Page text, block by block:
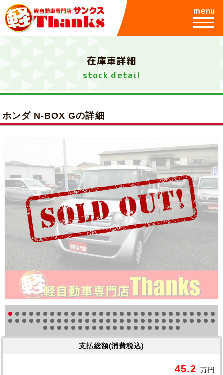
menu
在庫車詳細
stock detail
ホンダ N-BOX Gの詳細
支払総額(消費税込)
45.2 万円